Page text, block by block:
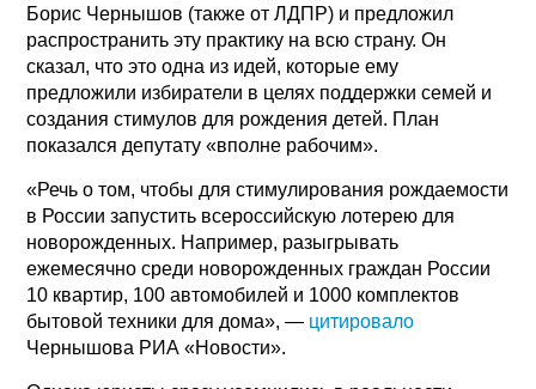
Борис Чернышов (также от ЛДПР) и предложил
распространить эту практику на всю страну. Он
сказал, что это одна из идей, которые ему
предложили избиратели в целях поддержки семей и
создания стимулов для рождения детей. План
показался депутату «вполне рабочим».
«Речь о том, чтобы для стимулирования рождаемости
в России запустить всероссийскую лотерею для
новорожденных. Например, разыгрывать
ежемесячно среди новорожденных граждан России
10 квартир, 100 автомобилей и 1000 комплектов
бытовой техники для дома», — цитировало
Чернышова РИА «Новости».